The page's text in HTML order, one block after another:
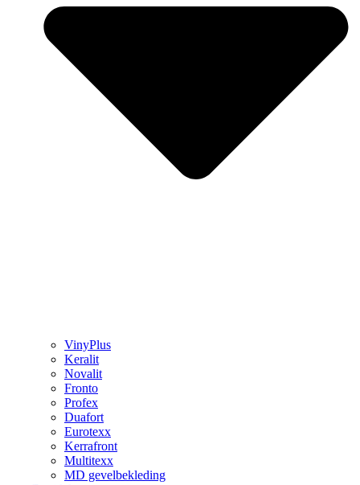
VinyPlus
Keralit
Novalit
Fronto
Profex
Duafort
Eurotexx
Kerrafront
Multitexx
MD gevelbekleding